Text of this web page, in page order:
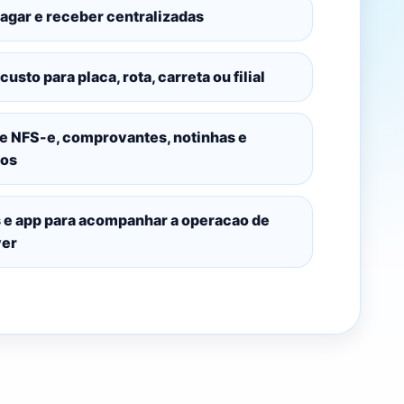
e receber centralizadas
para placa, rota, carreta ou filial
NFS-e, comprovantes, notinhas e
app para acompanhar a operacao de